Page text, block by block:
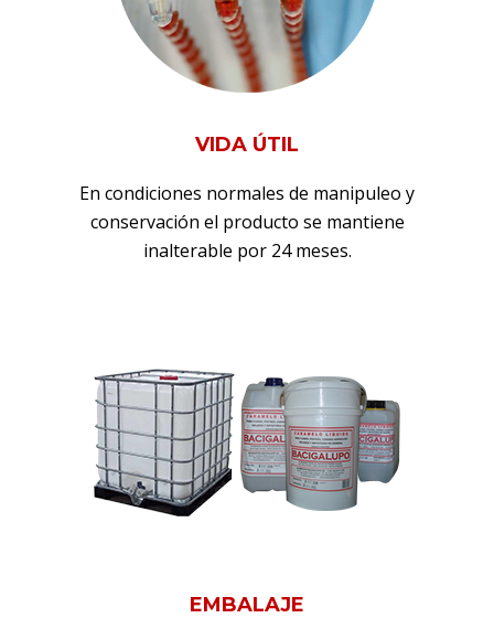
VIDA ÚTIL
En condiciones normales de manipuleo y
conservación el producto se mantiene
inalterable por 24 meses.
EMBALAJE